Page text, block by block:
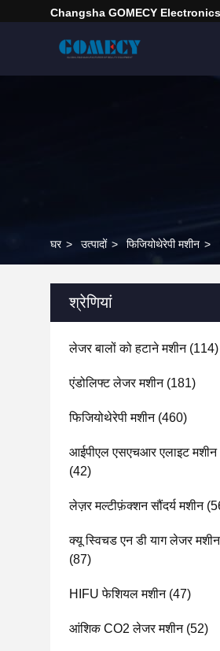
Changsha GOMECY
घर > उत्पादों > फिजियोथेरेपी मशीन >
श्रेणियां
लेजर बालों को हटाने मशीन(114)
एंडोलिफ्ट लेजर मशीन(181)
फिजियोथेरेपी मशीन(460)
आईपीएल एसएचआर एलाइट मशीन
(42)
लेज़र मल्टीफ़ंक्शन सौंदर्य मशीन
क्यू स्विचड एन डी याग लेजर मशीन
(87)
HIFU फेशियल मशीन(47)
आंशिक CO2 लेजर मशीन(52)